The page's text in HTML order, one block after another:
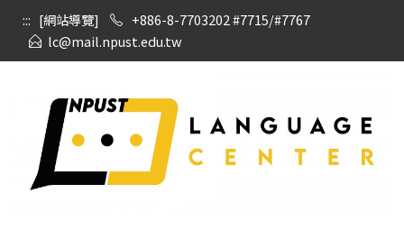
::: [網站導覽]
+886-8-7703202 #7715/#7767
lc@mail.npust.edu.tw